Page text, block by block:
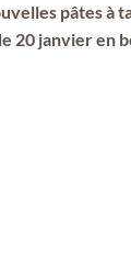
pâtes à
20 janvier en